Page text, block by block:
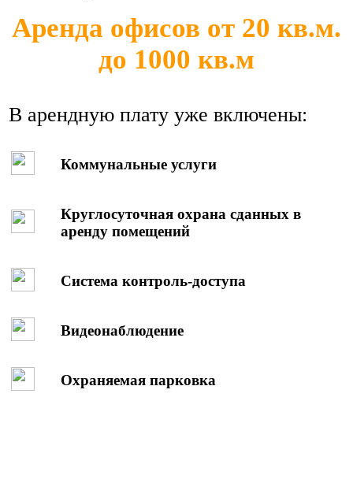
Аренда офисов от 20 кв.м.
до 1000 кв.м
В арендную плату уже включены:
Коммунальные услуги
Круглосуточная охрана сданных в
аренду помещений
Система контроль-доступа
Видеонаблюдение
Охраняемая парковка